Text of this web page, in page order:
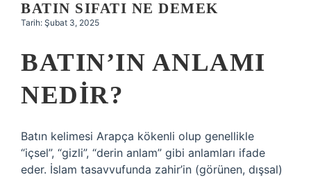
Hakkımızda
BATIN SIFATI NE DEMEK
Tarih: Şubat 3, 2025
BATIN’IN ANLAMI
NEDIR?
Batın kelimesi Arapça kökenli olup genellikle
“içsel”, “gizli”, “derin anlam” gibi anlamları ifade
eder. İslam tasavvufunda zahir’in (görünen, dışsal)